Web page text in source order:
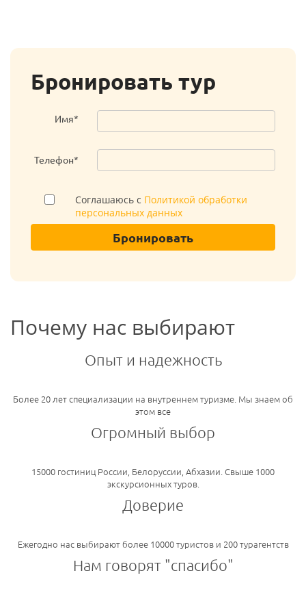
Бронировать тур
Имя*
Телефон*
Соглашаюсь с Политикой обработки
персональных данных
Бронировать
Почему нас выбирают
Опыт и надежность
Более 20 лет специализации на внутреннем туризме. Мы знаем об
этом все
Огромный выбор
15000 гостиниц России, Белоруссии, Абхазии. Свыше 1000
экскурсионных туров.
Доверие
Ежегодно нас выбирают более 10000 туристов и 200 турагентств
Нам говорят "спасибо"